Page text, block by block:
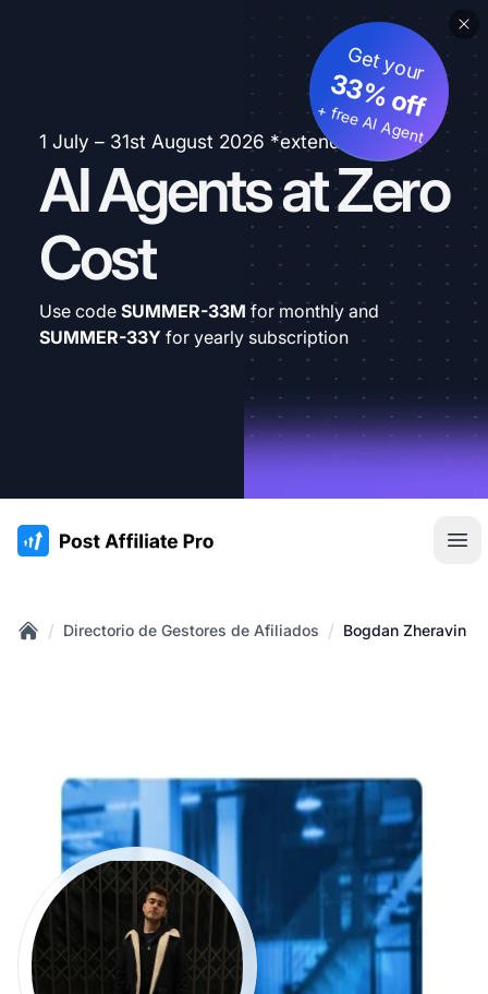
1 July – 31st August 2026 *extended
AI Agents at Zero
Cost
Get your
33% off
+ free AI Agent
Use code SUMMER-33M for monthly and
SUMMER-33Y for yearly subscription
:site.title
/ Directorio de Gestores de Afiliados / Bogdan Zheravin